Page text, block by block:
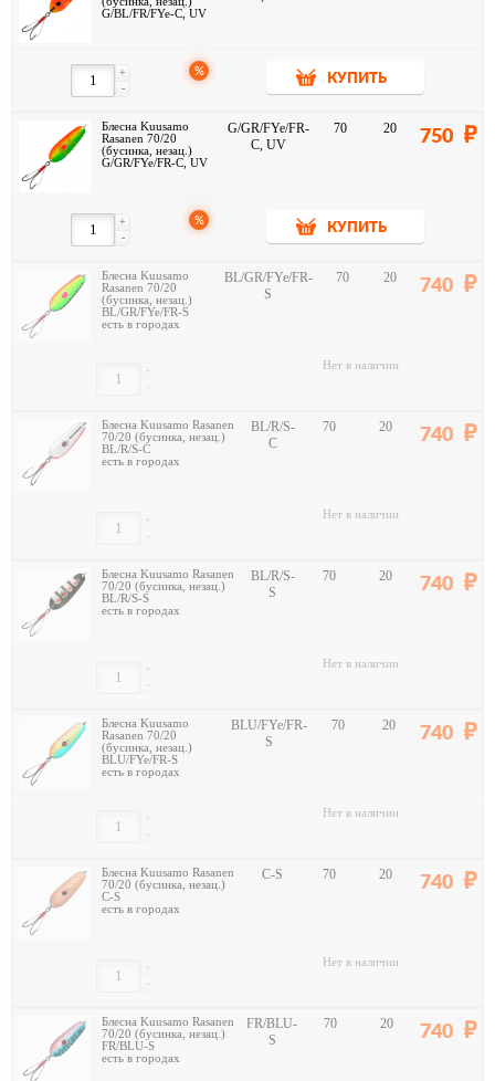
G/BL/FR/FYe-C, UV
-
+ %
КУПИТЬ
Блесна Kuusamo
Rasanen 70/20
(бусинка, незац.)
G/GR/FYe/FR-C, UV
G/GR/FYe/FR-
C, UV
70 20 750
-
+ %
КУПИТЬ
Блесна Kuusamo
Rasanen 70/20
(бусинка, незац.)
BL/GR/FYe/FR-S
есть в городах
BL/GR/FYe/FR-
S
70 20 740
-
+ Нет в наличии
Блесна Kuusamo Rasanen
70/20 (бусинка, незац.)
BL/R/S-C
есть в городах
BL/R/S-
C
70 20 740
-
+ Нет в наличии
Блесна Kuusamo Rasanen
70/20 (бусинка, незац.)
BL/R/S-S
есть в городах
BL/R/S-
S
70 20 740
-
+ Нет в наличии
Блесна Kuusamo
Rasanen 70/20
(бусинка, незац.)
BLU/FYe/FR-S
есть в городах
BLU/FYe/FR-
S
70 20 740
-
+ Нет в наличии
Блесна Kuusamo Rasanen
70/20 (бусинка, незац.)
C-S
есть в городах
C-S 70 20 740
-
+ Нет в наличии
Блесна Kuusamo Rasanen
70/20 (бусинка, незац.)
FR/BLU-S
есть в городах
FR/BLU-
S
70 20 740